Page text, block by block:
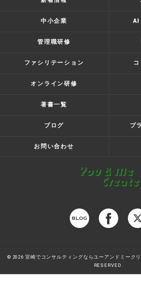
中小企業 AI
管理職研修
ファシリテーション
オンライン研修
著書一覧
ブログ プ
お問い合わせ
© 2026 宮崎でコンサルティングならユーアンドミーク
RESERVED.